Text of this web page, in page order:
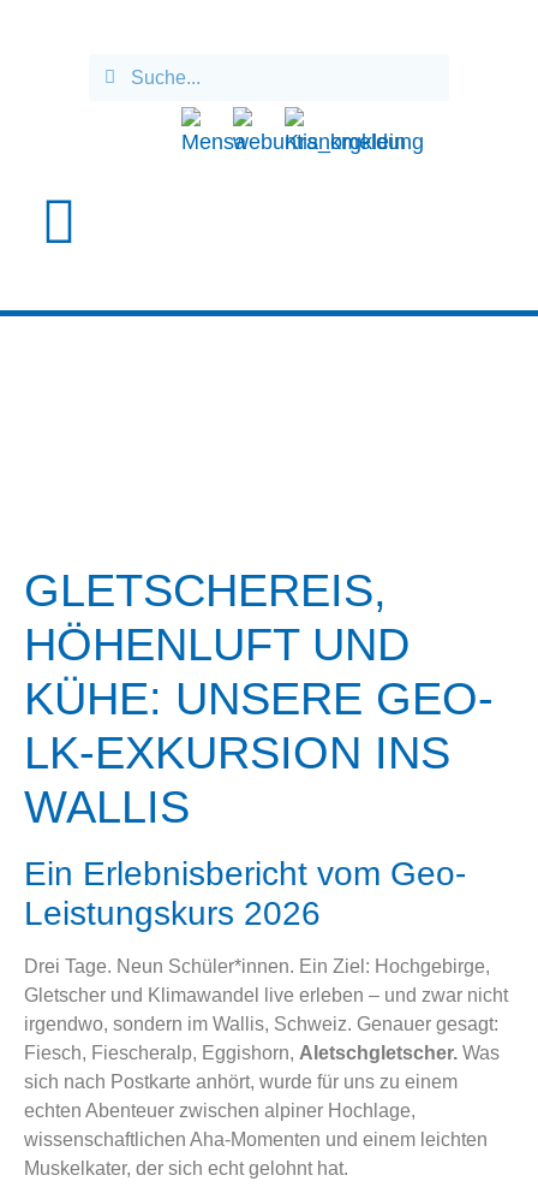
GLETSCHEREIS,
HÖHENLUFT UND
KÜHE: UNSERE GEO-
LK-EXKURSION INS
WALLIS
Ein Erlebnisbericht vom Geo-
Leistungskurs 2026
Drei Tage. Neun Schüler*innen. Ein Ziel: Hochgebirge,
Gletscher und Klimawandel live erleben – und zwar nicht
irgendwo, sondern im Wallis, Schweiz. Genauer gesagt:
Fiesch, Fiescheralp, Eggishorn, Aletschgletscher. Was
sich nach Postkarte anhört, wurde für uns zu einem
echten Abenteuer zwischen alpiner Hochlage,
wissenschaftlichen Aha-Momenten und einem leichten
Muskelkater, der sich echt gelohnt hat.